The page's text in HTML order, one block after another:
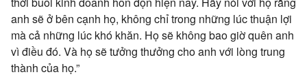
anh sẽ ở bên cạnh họ, không chỉ trong những lúc thuận lợi
mà cả những lúc khó khăn. Họ sẽ không bao giờ quên anh
vì điều đó. Và họ sẽ tưởng thưởng cho anh với lòng trung
thành của họ.”